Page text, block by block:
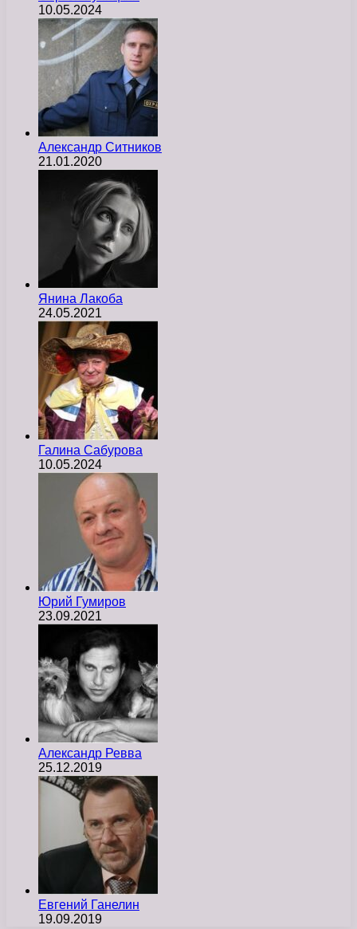
10.05.2024
Александр Ситников
21.01.2020
Янина Лакоба
24.05.2021
Галина Сабурова
10.05.2024
Юрий Гумиров
23.09.2021
Александр Ревва
25.12.2019
Евгений Ганелин
19.09.2019